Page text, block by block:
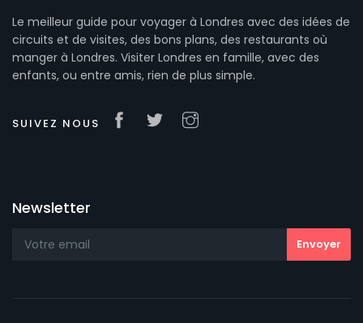
Le meilleur guide pour voyager à Londres avec des idées de
circuits et de visites, des bons plans, des restaurants où
manger à Londres. Visiter Londres en famille, avec des
enfants, ou entre amis, rien de plus simple.
SUIVEZ NOUS
Newsletter